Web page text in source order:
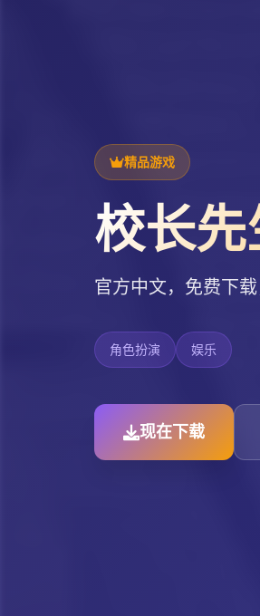
精品游戏
校长先
官方中文，免费下
角色扮演 娱乐
现在下载